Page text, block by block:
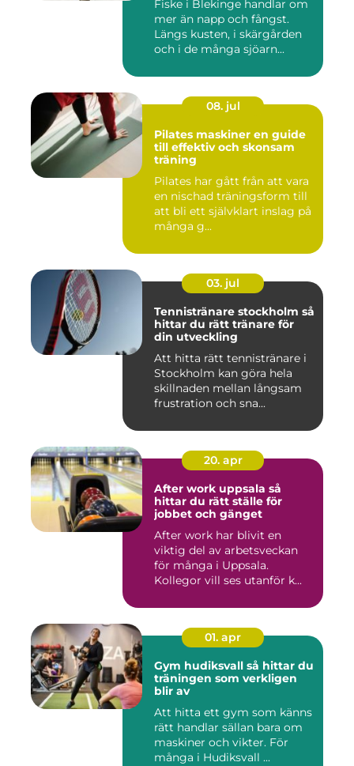
Fiske i Blekinge handlar om
mer än napp och fångst.
Längs kusten, i skärgården
och i de många sjöarn...
08. jul
Pilates maskiner en guide
till effektiv och skonsam
träning
Pilates har gått från att vara
en nischad träningsform till
att bli ett självklart inslag på
många g...
03. jul
Tennistränare stockholm så
hittar du rätt tränare för
din utveckling
Att hitta rätt tennistränare i
Stockholm kan göra hela
skillnaden mellan långsam
frustration och sna...
20. apr
After work uppsala så
hittar du rätt ställe för
jobbet och gänget
After work har blivit en
viktig del av arbetsveckan
för många i Uppsala.
Kollegor vill ses utanför k...
01. apr
Gym hudiksvall så hittar du
träningen som verkligen
blir av
Att hitta ett gym som känns
rätt handlar sällan bara om
maskiner och vikter. För
många i Hudiksvall ...